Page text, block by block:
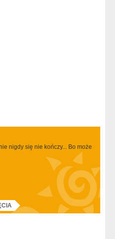
nigdy się nie kończy... Bo może